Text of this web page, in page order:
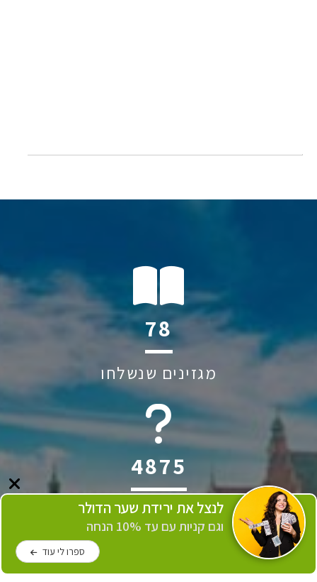
142
מגזינים שנשלחו
6045
שאלות ותשובות
לנצל את ירידת שער הדולר
וגם קניות עם עד 10% הנחה
ספרו לי עוד